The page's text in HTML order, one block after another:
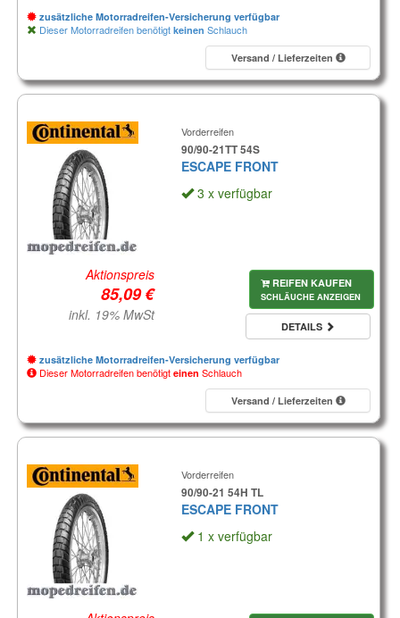
zusätzliche Motorradreifen-Versicherung verfügbar
Dieser Motorradreifen benötigt keinen Schlauch
Versand / Lieferzeiten
Vorderreifen
90/90-21TT 54S
ESCAPE FRONT
3 x verfügbar
Aktionspreis
inkl. 19% MwSt
REIFEN KAUFEN
SCHLÄUCHE ANZEIGEN
DETAILS
zusätzliche Motorradreifen-Versicherung verfügbar
Dieser Motorradreifen benötigt einen Schlauch
Versand / Lieferzeiten
Vorderreifen
90/90-21 54H TL
ESCAPE FRONT
1 x verfügbar